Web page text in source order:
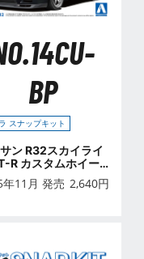
BP
スナップキット
ン R32スカイライ
R カスタムホイー
ラックパールメタリ
11月 発売 2,640円